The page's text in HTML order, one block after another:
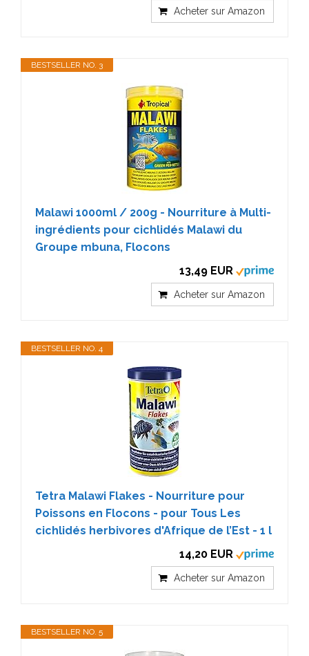
Acheter sur Amazon
BESTSELLER NO. 3
Malawi 1000ml / 200g - Nourriture à Multi-
ingrédients pour cichlidés Malawi du
Groupe mbuna, Flocons
13,49 EUR
Acheter sur Amazon
BESTSELLER NO. 4
Tetra Malawi Flakes - Nourriture pour
Poissons en Flocons - pour Tous Les
cichlidés herbivores d'Afrique de l’Est - 1 l
14,20 EUR
Acheter sur Amazon
BESTSELLER NO. 5